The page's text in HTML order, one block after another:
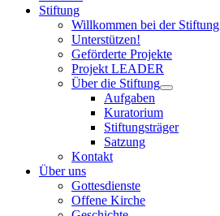
Stiftung
Willkommen bei der Stiftung
Unterstützen!
Geförderte Projekte
Projekt LEADER
Über die Stiftung
Aufgaben
Kuratorium
Stiftungsträger
Satzung
Kontakt
Über uns
Gottesdienste
Offene Kirche